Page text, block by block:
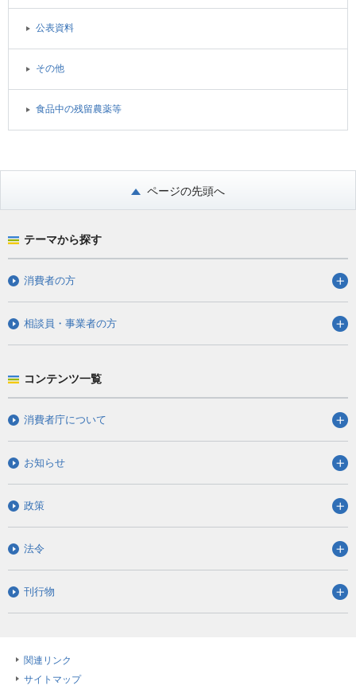
公表資料
その他
食品中の残留農薬等
ページの先頭へ
テーマから探す
消費者の方
相談員・事業者の方
コンテンツ一覧
消費者庁について
お知らせ
政策
法令
刊行物
関連リンク
サイトマップ